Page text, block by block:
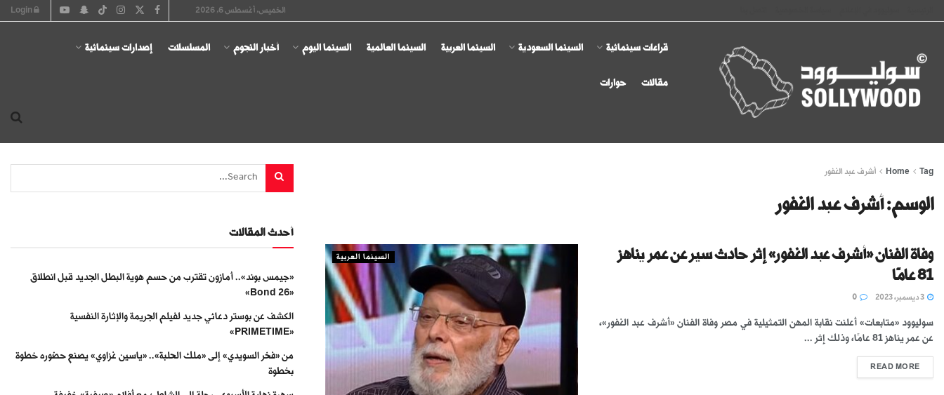
الخميس, أغسطس 6, 2026
قراءات سينمائية السينما السعودية السينما العربية السينما العالمية السينما اليوم أخبار النجوم المسلسلات إصدارات سينمائية
مقالات حوارات
Home Tag أشرف عبد الغفور
الوسم:أشرف عبد الغفور
السينما العربية
وفاة الفنان «أشرف عبد الغفور» إثر حادث سير عن عمر يناهز
81 عامًا
سوليوود «متابعات» أعلنت نقابة المهن التمثيلية في مصر وفاة الفنان «أشرف عبد الغفور»،
عن عمر يناهز 81 عامًا، وذلك إثر ...
READ MORE
أحدث المقالات
«جيمس بوند».. أمازون تقترب من حسم هوية البطل الجديد قبل انطلاق
«Bond 26»
الكشف عن بوستر دعائي جديد لفيلم الجريمة والإثارة النفسية
«PRIMETIME»
من «فخر السويدي» إلى «ملك الحلبة».. «ياسين غزاوي» يصنع حضوره خطوة
بخطوة